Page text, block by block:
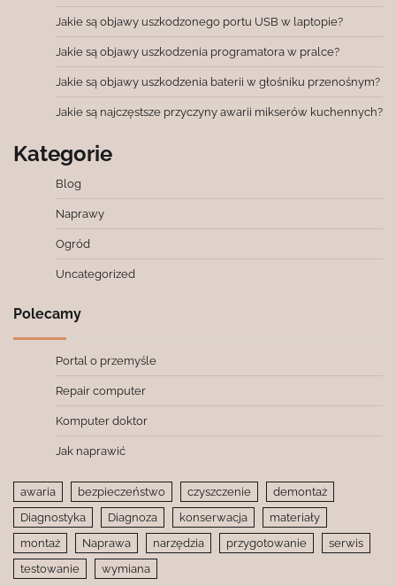
Jakie są objawy uszkodzonego portu USB w laptopie?
Jakie są objawy uszkodzenia programatora w pralce?
Jakie są objawy uszkodzenia baterii w głośniku przenośnym?
Jakie są najczęstsze przyczyny awarii mikserów kuchennych?
Kategorie
Blog
Naprawy
Ogród
Uncategorized
Polecamy
Portal o przemyśle
Repair computer
Komputer doktor
Jak naprawić
awaria bezpieczeństwo czyszczenie
demontaż
Diagnostyka
Diagnoza konserwacja
materiały
montaż
Naprawa narzędzia przygotowanie
serwis
testowanie
wymiana